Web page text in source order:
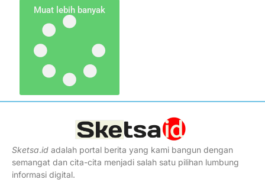
Muat lebih banyak
Sketsa.id adalah portal berita yang kami bangun dengan
semangat dan cita-cita menjadi salah satu pilihan lumbung
informasi digital.